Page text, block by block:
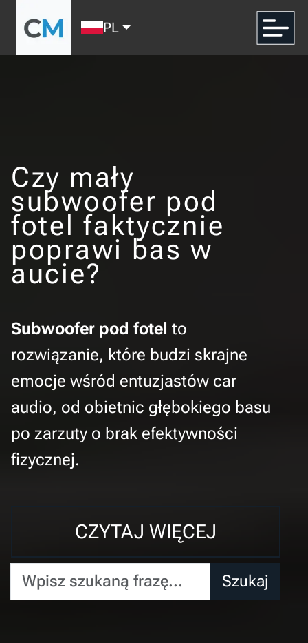
PL
Czy mały
subwoofer pod
fotel faktycznie
poprawi bas w
aucie?
Subwoofer pod fotel to
rozwiązanie, które budzi skrajne
emocje wśród entuzjastów car
audio, od obietnic głębokiego basu
po zarzuty o brak efektywności
fizycznej.
CZYTAJ WIĘCEJ
Wpisz szukaną frazę... Szukaj